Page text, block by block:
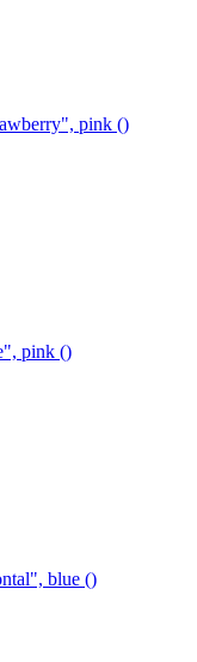
pink ()
pink ()
blue ()